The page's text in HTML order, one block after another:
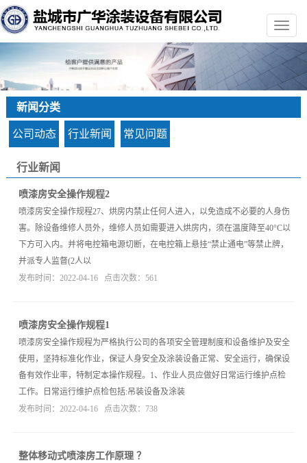
新闻分类
公司动态 行业新闻 常见问题
行业新闻
喷漆房安全操作规程2
喷漆房安全操作规程27、烘房内禁止任何人进入，以免造成不必要的人身伤
害。除设备维修人员外，维修人员如需要进入烘房内，须在温度降至40°C以
下方可入内。并将电控箱电源切断，在电控箱上悬挂“禁止通电”等禁止牌，
并派专人监督(2人以
发布时间：2022-04-16 点击次数：561
喷漆房安全操作规程1
喷漆房安全操作规程为严格执行公司的各项安全管理制度和设备维护及安全
使用，坚持标准化作业，保证人身安全及涂装设备正常、安全运行，确保设
备有效作业率，特制定本操作规程。1、作业人员应做好日常运行维护点检
工作。日常运行维护点检包括:吊装设备及涂装
发布时间：2022-04-16 点击次数：738
整体移动式喷漆房工作原理 ？